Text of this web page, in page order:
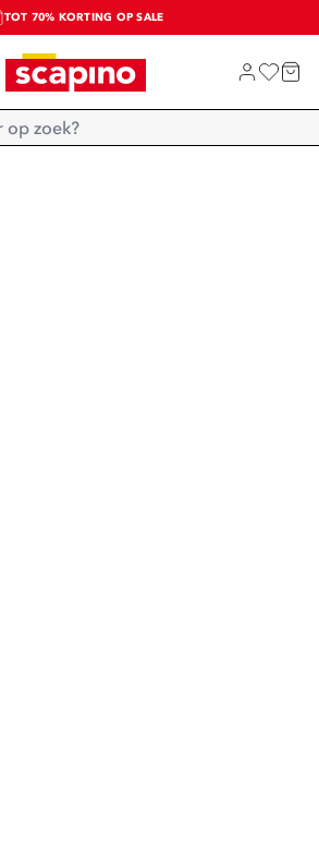
TOT 70% KORTING OP SALE
SALE: LAATSTE KANS!
SHOP NIEUW
Home